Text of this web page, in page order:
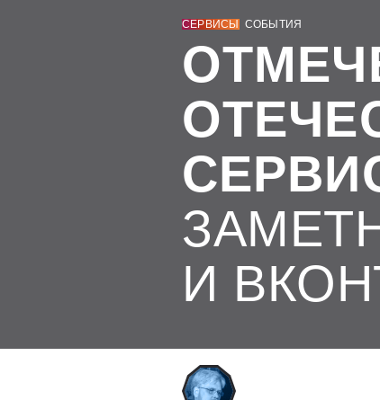
СЕРВИСЫ СОБЫТИЯ
И